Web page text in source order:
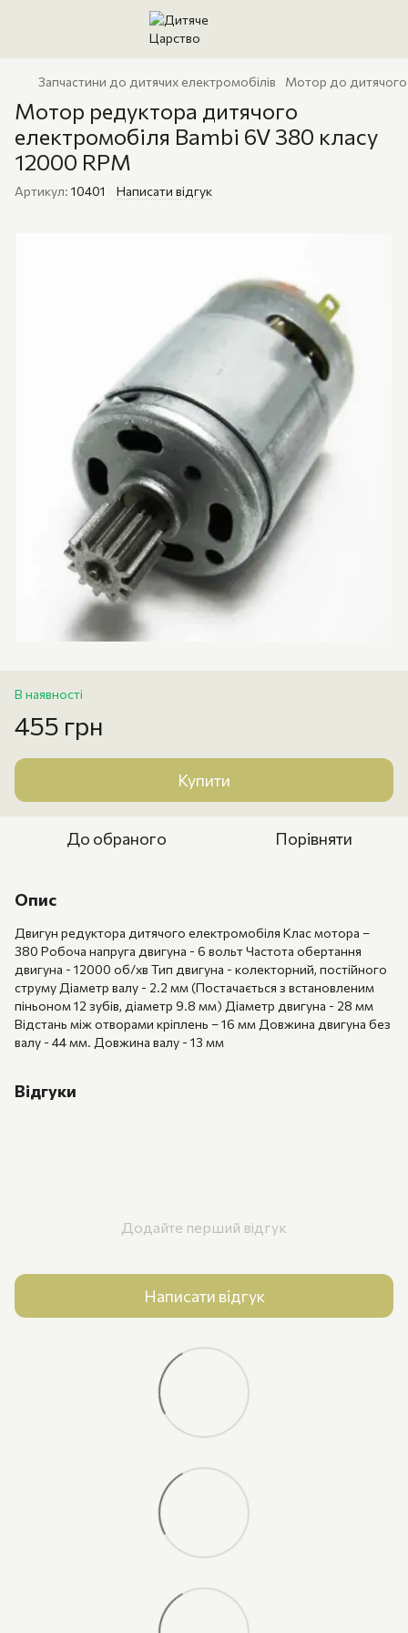
Запчастини до дитячих електромобілів Мотор до дитячого
Мотор редуктора дитячого
електромобіля Bambi 6V 380 класу
12000 RPM
Артикул: 10401 Написати відгук
В наявності
455 грн
Купити
До обраного Порівняти
Опис
Двигун редуктора дитячого електромобіля Клас мотора –
380 Робоча напруга двигуна - 6 вольт Частота обертання
двигуна - 12000 об/хв Тип двигуна - колекторний, постійного
струму Діаметр валу - 2.2 мм (Постачається з встановленим
піньоном 12 зубів, діаметр 9.8 мм) Діаметр двигуна - 28 мм
Відстань між отворами кріплень – 16 мм Довжина двигуна без
валу - 44 мм. Довжина валу - 13 мм
Відгуки
Додайте перший відгук
Написати відгук